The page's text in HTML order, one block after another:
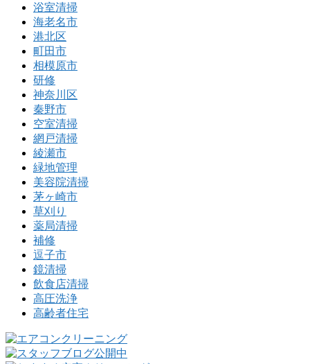
浴室清掃
海老名市
港北区
町田市
相模原市
研修
神奈川区
秦野市
空室清掃
網戸清掃
綾瀬市
緑地管理
美容院清掃
茅ヶ崎市
草刈り
薬局清掃
補修
逗子市
鏡清掃
飲食店清掃
高圧洗浄
高齢者住宅